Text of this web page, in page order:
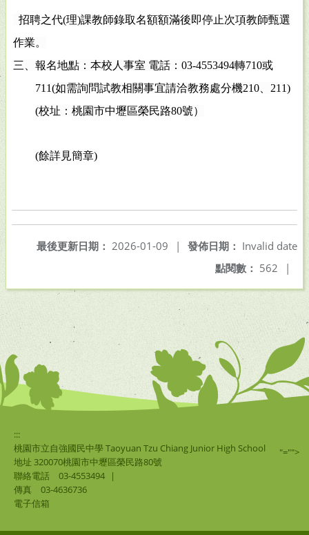
招聘之代(理)課教師錄取名額額滿後即停止次項教師甄選
作業。
三、報名地點：本校人事室 電話： 03-4553494轉710或
711(如需詢問試教相關事宜請洽教務處分機210
211)
(校址：桃園市中壢區榮民路80號）
(餘詳見簡章)
發佈日期： Invalid date
最後更新日期： 2026-01-09
|
點閱數： 562 |
:::
桃園市立自強國民中學 Taoyuan Tzu Chiang Junior High School
地址 320070桃園市中壢區榮民路80號
聯絡電話
03-4553494
|
傳真
03-4636736
電子信箱
"="">